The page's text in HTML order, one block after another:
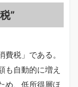
”
税」である。
も自動的に増え
め、低所得層ほ